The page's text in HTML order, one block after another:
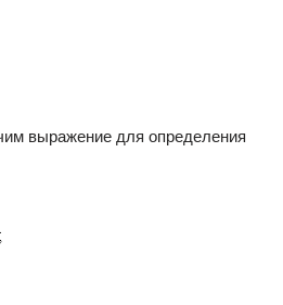
выражение для определения